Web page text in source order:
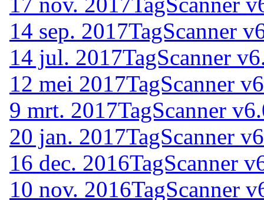
14 sep. 2017TagScanner
14 jul. 2017TagScanner
12 mei 2017TagScanner
9 mrt. 2017TagScanner
20 jan. 2017TagScanner
16 dec. 2016TagScanner
10 nov. 2016TagScanner